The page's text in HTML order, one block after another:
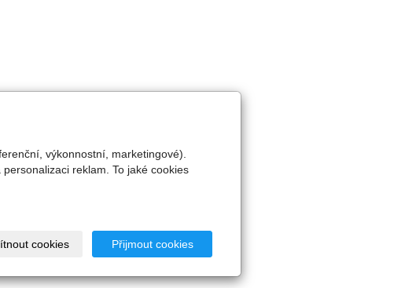
výkonnostní, marketingové).
reklam. To jaké cookies
cookies Přijmout cookies